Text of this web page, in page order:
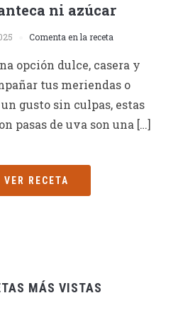
ni azúcar
Comenta en la receta
opción dulce, casera y
tus meriendas o
gusto sin culpas, estas
pasas de uva son una […]
VER RECETA
MÁS VISTAS